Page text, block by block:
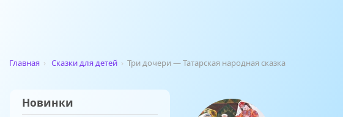
Главная › Сказки для детей › Три дочери — Татарская народная сказка
Новинки